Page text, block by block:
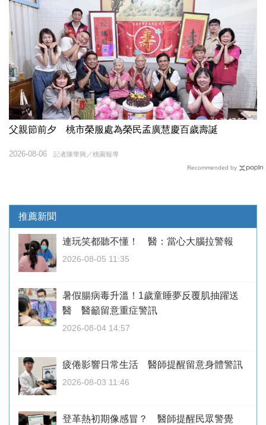
父親節前夕 桃市榮服處為榮民孟廣慧慶百歲壽誕
記者陳華興／桃園報導
2026-08-06
Recommended by
推薦新聞
連玩笑都聽不懂！ 醫：當心大腦拉警報
2026-08-05 11:35
暑假腸病毒升溫！1歲童睡夢反覆肌抽躍送
醫 醫籲留意重症警訊
2026-08-04 14:57
疲倦影響日常生活 醫師提醒留意身體警訊
2026-08-03 11:46
登革熱初期像感冒？ 醫師提醒民眾警覺